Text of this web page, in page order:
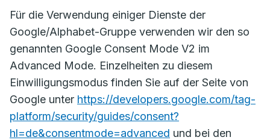
Für die Verwendung einiger Dienste der
Google/Alphabet-Gruppe verwenden wir den so
genannten Google Consent Mode V2 im
Advanced Mode. Einzelheiten zu diesem
Einwilligungsmodus finden Sie auf der Seite von
Google unter https://developers.google.com/tag-
platform/security/guides/consent?
hl=de&consentmode=advanced und bei den